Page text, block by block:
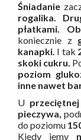
Śniadanie
rogalika.
płatkami.
koniecznie z
kanapki. I tak
skoki cukru.
poziom
inne nawet
U
pieczywa,
do poziomu
Kiedy jemy